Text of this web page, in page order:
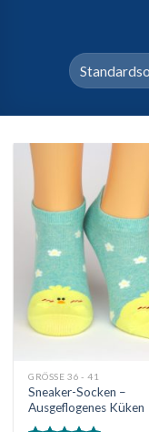
GRÖSSE 36 - 41
Sneaker-Socken –
Ausgeflogenes Küken